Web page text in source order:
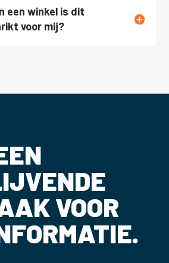
een winkel is dit
voor mij?
VOOR